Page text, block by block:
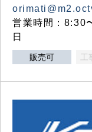
営業時間：8:30
日
販売可 工